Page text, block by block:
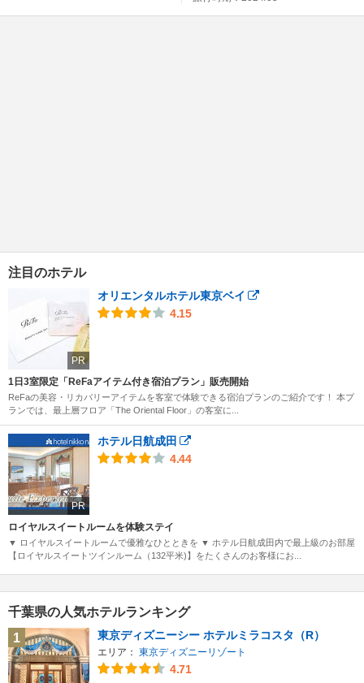
注目のホテル
PR
オリエンタルホテル東京ベイ
4.15
1日3室限定「ReFaアイテム付き宿泊プラン」販売開始
ReFaの美容・リカバリーアイテムを客室で体験できる宿泊プランのご紹介です！ 本プ
ランでは、最上層フロア「The Oriental Floor」の客室に...
PR
ホテル日航成田
4.44
ロイヤルスイートルームを体験ステイ
▼ ロイヤルスイートルームで優雅なひとときを ▼ ホテル日航成田内で最上級のお部屋
【ロイヤルスイートツインルーム（132平米)】をたくさんのお客様にお...
千葉県の人気ホテルランキング
1
東京ディズニーシー ホテルミラコスタ（R）
エリア： 東京ディズニーリゾート
4.71